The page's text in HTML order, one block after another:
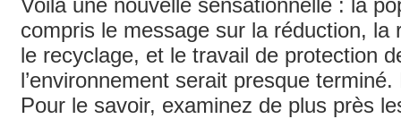
Voilà une nouvelle sensationnelle : la
compris le message sur la réduction, la
le recyclage, et le travail de protection
l’environnement serait presque
Pour le savoir, examinez de plus près